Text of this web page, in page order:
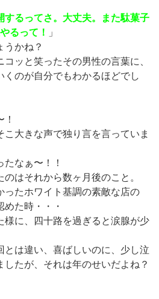
するってさ。大丈夫。また駄菓子
るって！
」
うかね？
ッと笑ったその男性の言葉に、
くのが自分でもわかるほどでし
こ大きな声で独り言を言っていま
なぁ〜！！
はそれから数ヶ月後のこと。
ったホワイト基調の素敵な店の
た時・・・
様に、四十路を過ぎると涙腺が少
は違い、 喜ばしいのに、少し泣
したが、それは年のせいだよね？